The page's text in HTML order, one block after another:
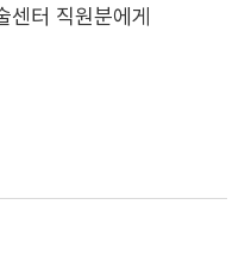
터 직원분에게